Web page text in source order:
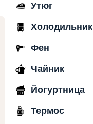
Утюг
Холодильник
Фен
Чайник
Йогуртница
Термос